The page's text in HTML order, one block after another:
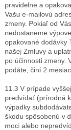
pravidelne a
Vašu e-mailovú
zmeny. Pokiaľ od
nedostaneme
opakované dodávky
našej Zmluvy a
po účinnosti zmeny.
podáte, činí 2
11.3 V prípade
predvídať (prírodná
výpadky
škodu spôsobenú v
moci alebo